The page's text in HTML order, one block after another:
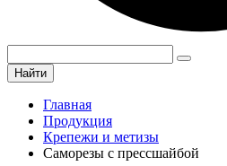
Найти
Главная
Продукция
Крепежи и метизы
Саморезы с прессшайбой